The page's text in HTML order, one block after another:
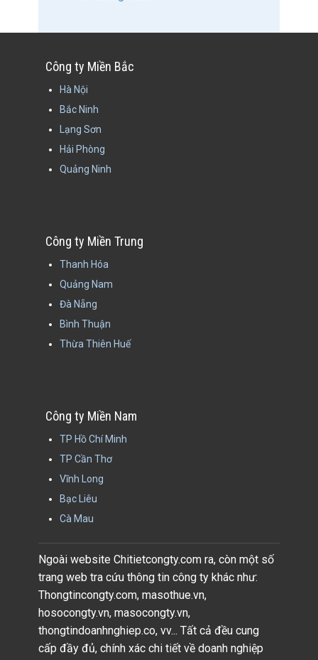
Công ty Miền Bắc
Hà Nội
Bắc Ninh
Lạng Sơn
Hải Phòng
Quảng Ninh
Công ty Miền Trung
Thanh Hóa
Quảng Nam
Đà Nẵng
Bình Thuận
Thừa Thiên Huế
Công ty Miền Nam
TP Hồ Chí Minh
TP Cần Thơ
Vĩnh Long
Bạc Liêu
Cà Mau
Ngoài website Chitietcongty.com ra, còn một số
trang web tra cứu thông tin công ty khác như:
Thongtincongty.com, masothue.vn,
hosocongty.vn, masocongty.vn,
thongtindoanhnghiep.co, vv... Tất cả đều cung
cấp đầy đủ, chính xác chi tiết về doanh nghiệp